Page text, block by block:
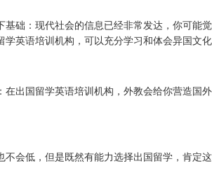
基础：现代社会的信息已经非常发达，你可
英语培训机构，可以充分学习和体会异国文
在出国留学英语培训机构，外教会给你营造
不会低，但是既然有能力选择出国留学，肯